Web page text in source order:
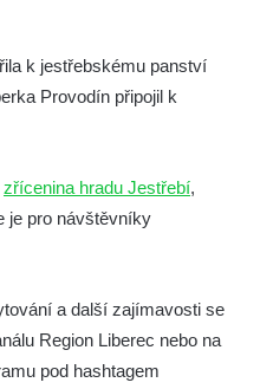
k jestřebskému panství
Provodín připojil k
zřícenina hradu Jestřebí,
je pro návštěvníky
a další zajímavosti se
Region Liberec nebo na
pod hashtagem